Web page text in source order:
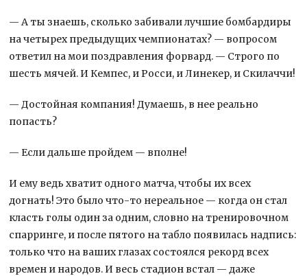
— А ты знаешь, сколько забивали лучшие бомбардиры
на четырех предыдущих чемпионатах? — вопросом
ответил на мои поздравления форвард. — Строго по
шесть мячей. И Кемпес, и Росси, и Линекер, и Скилаччи!
— Достойная компания! Думаешь, в нее реально
попасть?
— Если дальше пройдем — вполне!
И ему ведь хватит одного матча, чтобы их всех
догнать! Это было что-то нереальное — когда он стал
класть голы один за одним, словно на тренировочном
спарринге, и после пятого на табло появилась надпись:
только что на ваших глазах состоялся рекорд всех
времен и народов. И весь стадион встал — даже